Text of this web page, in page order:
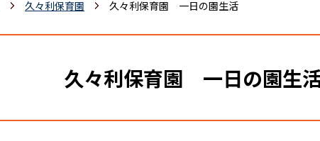
久々利保育園 久々利保育園 一日の園生活
久々利保育園 一日の園生